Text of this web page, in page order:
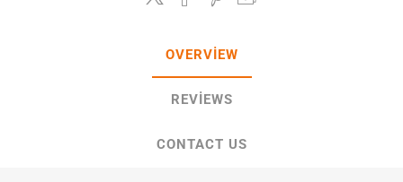
OVERVIEW
REVIEWS
CONTACT US